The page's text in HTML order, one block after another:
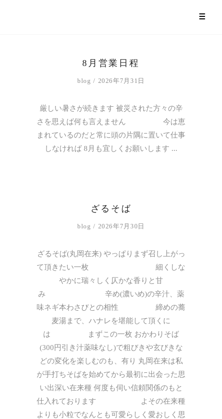
8月営業日程
blog 2026年7月31日
厳しい暑さが続きます 被災された方々の辛
さを思えば何も言えません 今は恵
まれているのだと常に頭の片隅に置いて仕事
しなければ 8月も宜しくお願いします
ざるそば
blog 2026年7月30日
ざるそば(丸岡在来) やっぱりまず召し上がっ
て頂きたい一枚 細くしな
やかに瑞々しく仄かな香りと甘
み 辛め(濃いめ)の辛汁、薬
味ネギ本わさびとの相性 締めの蕎
麦湯まで、ハナレを堪能して頂くに
は まずこの一枚 おかわりそば
(300円引き汁薬味なし)で粗びきや玄びきな
どの変化を楽しむのも、有り 丸岡在来は私
が手打ちそばを始めてから最初に出会った思
い出深い在来種 何度も伺い信頼関係のもと
仕入れております よその在来種
よりも小粒でなんとも可愛らしく愛おしく思